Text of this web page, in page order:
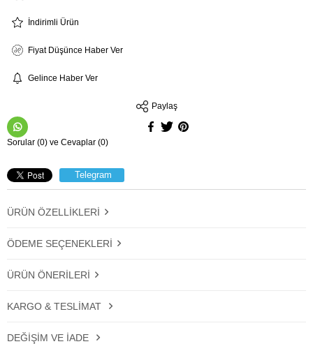
İndirimli Ürün
Fiyat Düşünce Haber Ver
Gelince Haber Ver
Paylaş
Sorular (0) ve Cevaplar (0)
Telegram
ÜRÜN ÖZELLIKLERI
ÖDEME SEÇENEKLERI
ÜRÜN ÖNERILERI
KARGO & TESLIMAT
DEĞIŞIM VE İADE